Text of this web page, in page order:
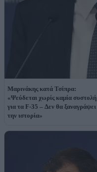
Μαρινάκης κατά Τσίπρα:
«Ψεύδεται χωρίς καμία συστολή
για τα F-35 – Δεν θα ξαναγράψει
την ιστορία»